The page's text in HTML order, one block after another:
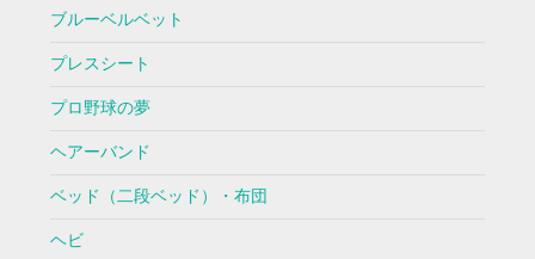
ブルーベルベット
プレスシート
プロ野球の夢
ヘアーバンド
ベッド（二段ベッド）・布団
ヘビ